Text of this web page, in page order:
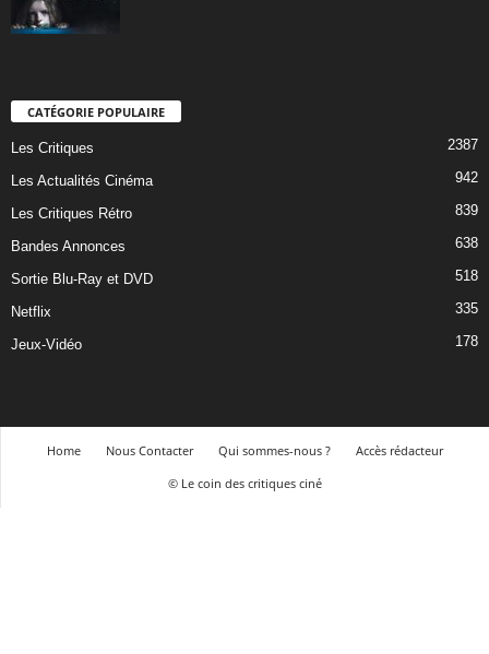
CATÉGORIE POPULAIRE
Les Critiques 2387
Les Actualités Cinéma 942
Les Critiques Rétro 839
Bandes Annonces 638
Sortie Blu-Ray et DVD 518
Netflix 335
Jeux-Vidéo 178
Home Nous Contacter Qui sommes-nous ?
Accès rédacteur
© Le coin des critiques ciné